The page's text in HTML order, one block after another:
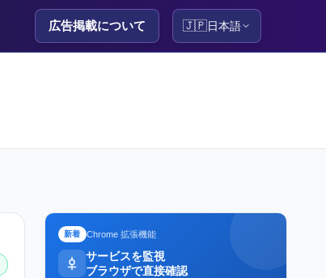
広告掲載について 🇯🇵日本語
新着 Chrome 拡張機能
サービスを監視
ブラウザで直接確認